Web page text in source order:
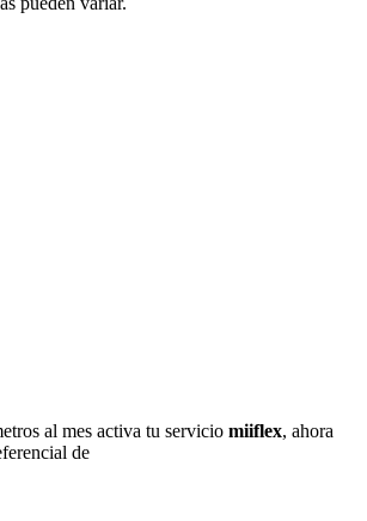
al mes activa tu servicio miiflex, ahora
de